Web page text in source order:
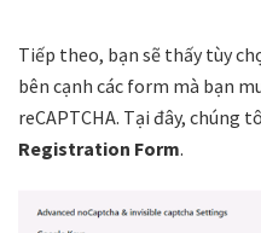
Tiếp theo, bạn sẽ thấy tùy
bên cạnh các form mà bạn
reCAPTCHA. Tại đây, chúng
Registration Form.